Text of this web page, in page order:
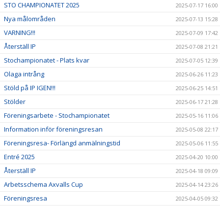
STO CHAMPIONATET 2025 2025-07-17 16:00
Nya målområden 2025-07-13 15:28
VARNING!!! 2025-07-09 17:42
Återställ IP 2025-07-08 21:21
Stochampionatet - Plats kvar 2025-07-05 12:39
Olaga intrång 2025-06-26 11:23
Stöld på IP IGEN!!! 2025-06-25 14:51
Stölder 2025-06-17 21:28
Föreningsarbete - Stochampionatet 2025-05-16 11:06
Information inför föreningsresan 2025-05-08 22:17
Föreningsresa- Förlängd anmälningstid 2025-05-06 11:55
Entré 2025 2025-04-20 10:00
Återställ IP 2025-04-18 09:09
Arbetsschema Axvalls Cup 2025-04-14 23:26
Föreningsresa 2025-04-05 09:32